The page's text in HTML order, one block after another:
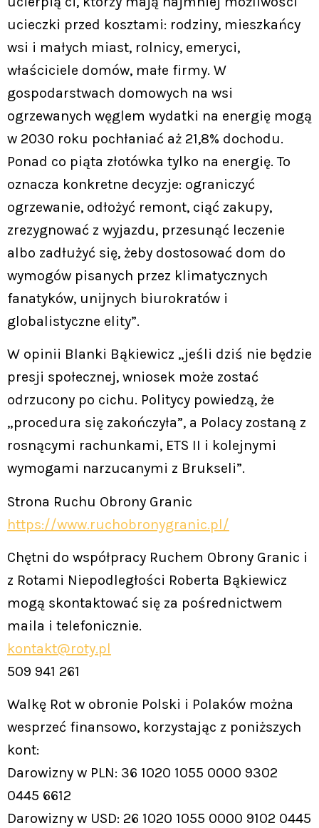
ucieczki przed kosztami: rodziny, mieszkańcy
wsi i małych miast, rolnicy, emeryci,
właściciele domów, małe firmy. W
gospodarstwach domowych na wsi
ogrzewanych węglem wydatki na energię mogą
w 2030 roku pochłaniać aż 21,8% dochodu.
Ponad co piąta złotówka tylko na energię. To
oznacza konkretne decyzje: ograniczyć
ogrzewanie, odłożyć remont, ciąć zakupy,
zrezygnować z wyjazdu, przesunąć leczenie
albo zadłużyć się, żeby dostosować dom do
wymogów pisanych przez klimatycznych
fanatyków, unijnych biurokratów i
globalistyczne elity”.
W opinii Blanki Bąkiewicz „jeśli dziś nie będzie
presji społecznej, wniosek może zostać
odrzucony po cichu. Politycy powiedzą, że
„procedura się zakończyła”, a Polacy zostaną z
rosnącymi rachunkami, ETS II i kolejnymi
wymogami narzucanymi z Brukseli”.
Strona Ruchu Obrony Granic
https://www.ruchobronygranic.pl/
Chętni do współpracy Ruchem Obrony Granic i
z Rotami Niepodległości Roberta Bąkiewicz
mogą skontaktować się za pośrednictwem
maila i telefonicznie.
kontakt@roty.pl
509 941 261
Walkę Rot w obronie Polski i Polaków można
wesprzeć finansowo, korzystając z poniższych
kont:
Darowizny w PLN: 36 1020 1055 0000 9302
0445 6612
Darowizny w USD: 26 1020 1055 0000 9102 0445